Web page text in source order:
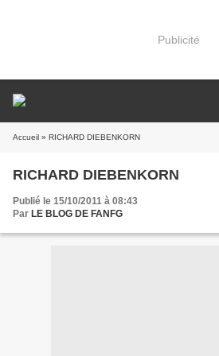
Publicité
Accueil » RICHARD DIEBENKORN
RICHARD DIEBENKORN
Publié le 15/10/2011 à 08:43
Par LE BLOG DE FANFG